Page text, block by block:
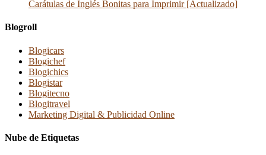
Carátulas de Inglés Bonitas para Imprimir [Actualizado]
Blogroll
Blogicars
Blogichef
Blogichics
Blogistar
Blogitecno
Blogitravel
Marketing Digital & Publicidad Online
Nube de Etiquetas